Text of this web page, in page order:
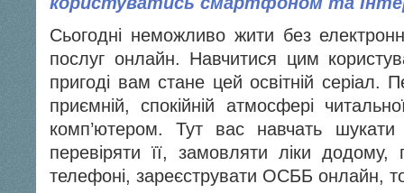
Сьогодні неможливо жити без
послуг онлайн. Навчитися цим
пригоді вам стане цей освітній серіал.
приємній, спокійній атмосфері
комп’ютером. Тут вас навчать шукати
перевіряти її, замовляти ліки
телефоні, зареєструвати ОСББ онлайн,